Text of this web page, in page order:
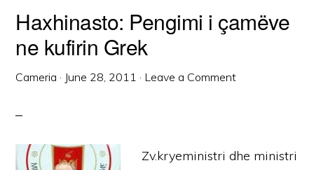
Haxhinasto: Pengimi i çamëve
ne kufirin Grek
Cameria · June 28, 2011 · Leave a Comment
Zv.kryeministri dhe ministri